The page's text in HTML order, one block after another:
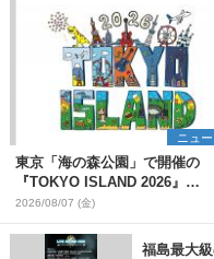
ニュー
東京「海の森公園」で開催の
『TOKYO ISLAND 2026』
BIGMAMA、flumpoolら第3弾
演者7組を発表 ワークショッ
プ・アート出展者を募集
2026/08/07 (金)
福島最大